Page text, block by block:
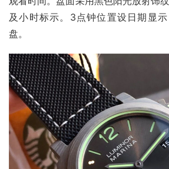
及小时标示。3点钟位置设日期显
盘。